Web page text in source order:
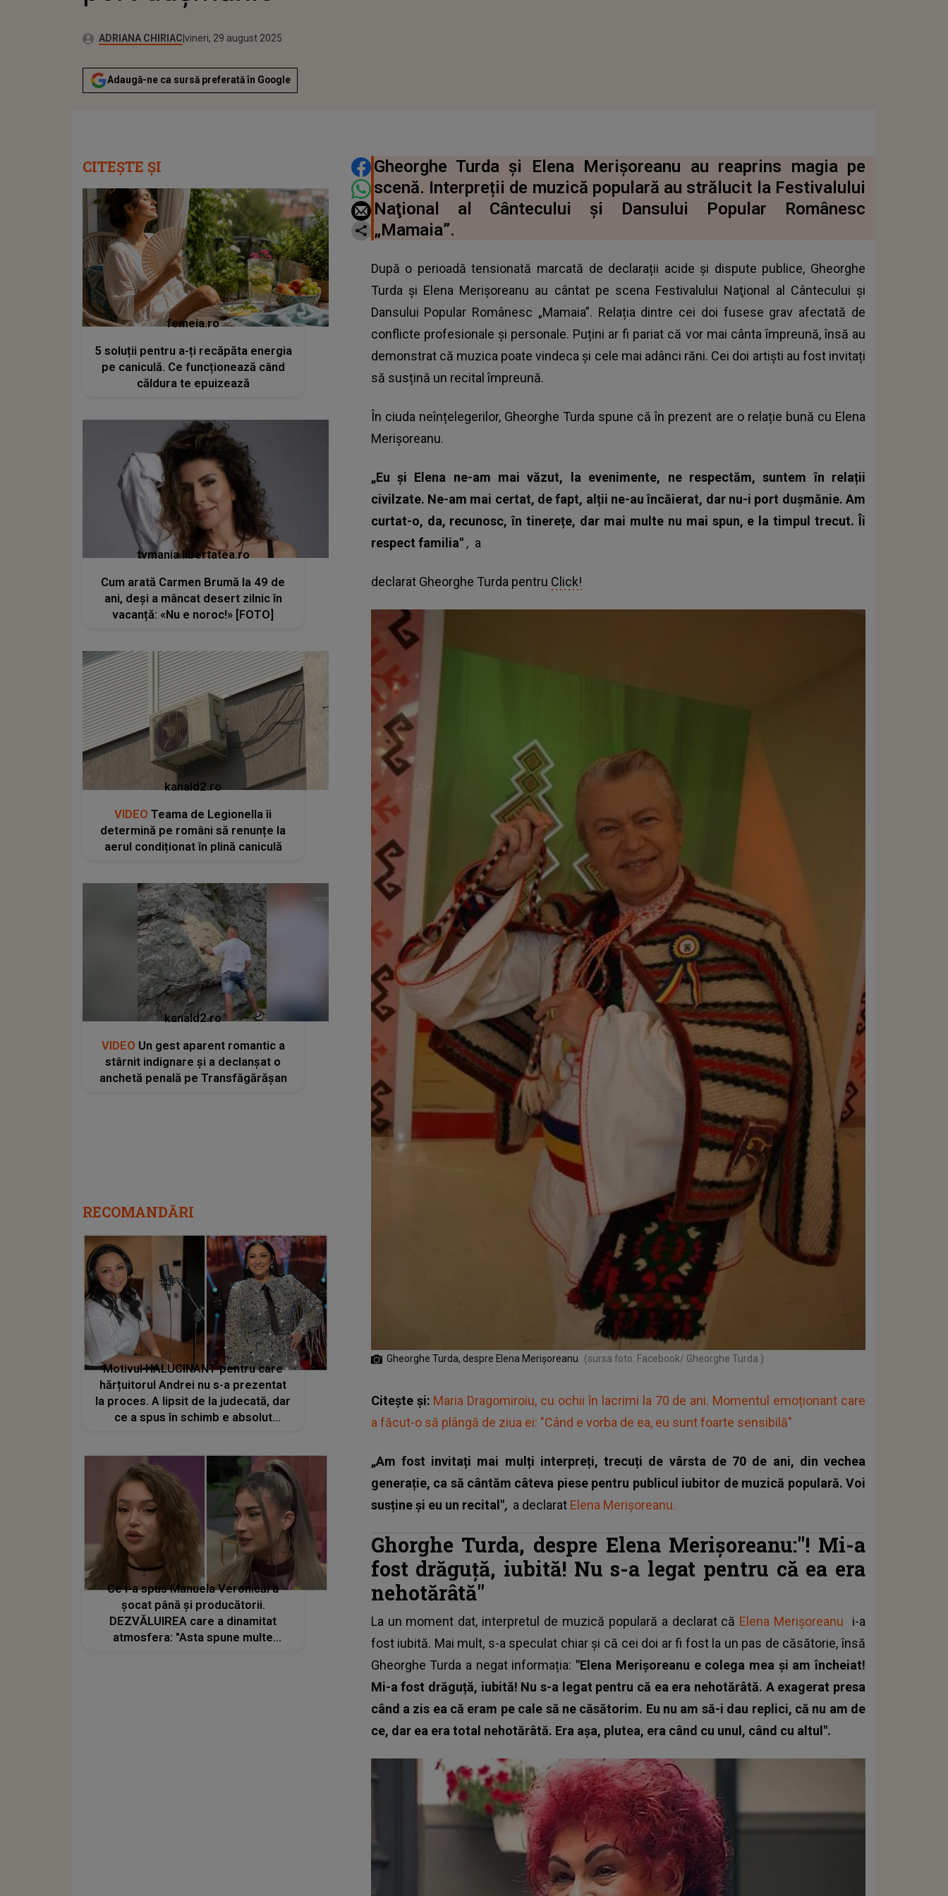
Autor:ADRIANA CHIRIACPublicat:
vineri, 29 august 2025
Actualizat:
vineri, 29 august 2025
Adaugă-ne ca sursă preferată în Google
DISTRIBUIE ARTICOLUL
Gheorghe Turda și Elena Merișoreanu au reaprins magia pe
scenă. Interpreții de muzică populară au strălucit la Festivalului
Naţional al Cântecului şi Dansului Popular Românesc
„Mamaia”.
După o perioadă tensionată marcată de declarații acide și dispute publice, Gheorghe
Turda și Elena Merișoreanu au cântat pe scena Festivalului Naţional al Cântecului şi
Dansului Popular Românesc „Mamaia”. Relația dintre cei doi fusese grav afectată de
conflicte profesionale şi personale. Puțini ar fi pariat că vor mai cânta împreună, însă au
demonstrat că muzica poate vindeca și cele mai adânci răni. Cei doi artiști au fost invitați
să susțină un recital împreună.
În ciuda neînțelegerilor, Gheorghe Turda spune că în prezent are o relație bună cu Elena
Merișoreanu.
„Eu și Elena ne-am mai văzut, la evenimente, ne respectăm, suntem în relații
civilzate. Ne-am mai certat, de fapt, alții ne-au încăierat, dar nu-i port dușmănie. Am
curtat-o, da, recunosc, în tinerețe, dar mai multe nu mai spun, e la timpul trecut. Îi
respect familia" , a
declarat Gheorghe Turda pentru Click!
Gheorghe Turda, despre Elena Merișoreanu (sursa foto: Facebook/ Gheorghe Turda )
Citește și: Maria Dragomiroiu, cu ochii în lacrimi la 70 de ani. Momentul emoționant care
a făcut-o să plângă de ziua ei: "Când e vorba de ea, eu sunt foarte sensibilă"
„Am fost invitați mai mulți interpreți, trecuți de vârsta de 70 de ani, din vechea
generație, ca să cântăm câteva piese pentru publicul iubitor de muzică populară. Voi
susține și eu un recital", a declarat Elena Merișoreanu.
Ghorghe Turda, despre Elena Merișoreanu:"! Mi-a
fost drăguță, iubită! Nu s-a legat pentru că ea era
nehotărâtă"
La un moment dat, interpretul de muzică populară a declarat că Elena Merișoreanu
i-a
fost iubită. Mai mult, s-a speculat chiar și că cei doi ar fi fost la un pas de căsătorie, însă
Gheorghe Turda a negat informația: "Elena Merișoreanu e colega mea și am încheiat!
Mi-a fost drăguță, iubită! Nu s-a legat pentru că ea era nehotărâtă. A exagerat presa
când a zis ea că eram pe cale să ne căsătorim. Eu nu am să-i dau replici, că nu am de
ce, dar ea era total nehotărâtă. Era așa, plutea, era când cu unul, când cu altul".
CITEȘTE ȘI
femeia.ro
5 soluții pentru a-ți recăpăta energia
pe caniculă. Ce funcționează când
căldura te epuizează
tvmania.libertatea.ro
Cum arată Carmen Brumă la 49 de
ani, deși a mâncat desert zilnic în
vacanță: «Nu e noroc!» [FOTO]
kanald2.ro
VIDEO Teama de Legionella îi
determină pe români să renunțe la
aerul condiționat în plină caniculă
kanald2.ro
VIDEO Un gest aparent romantic a
stârnit indignare și a declanșat o
anchetă penală pe Transfăgărășan
RECOMANDĂRI
Motivul HALUCINANT pentru care
hărțuitorul Andrei nu s-a prezentat
la proces. A lipsit de la judecată, dar
ce a spus în schimb e absolut
stârnește furie
Ce i-a spus Manuela Veronicăi a
șocat până și producătorii.
DEZVĂLUIREA care a dinamitat
atmosfera: "Asta spune multe